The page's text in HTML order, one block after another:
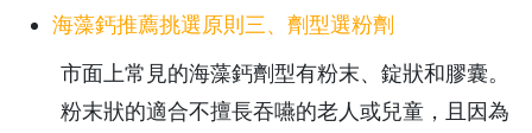
海藻鈣推薦挑選原則三、劑型選粉劑
市面上常見的海藻鈣劑型有粉末、錠狀和膠囊。
粉末狀的適合不擅長吞嚥的老人或兒童，且因為